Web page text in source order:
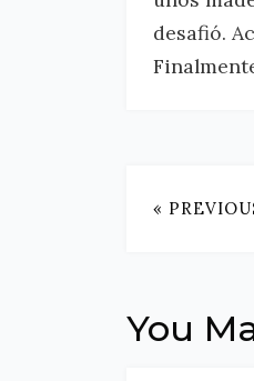
desafió.
«
You